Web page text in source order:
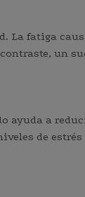
fatiga
un
a
de